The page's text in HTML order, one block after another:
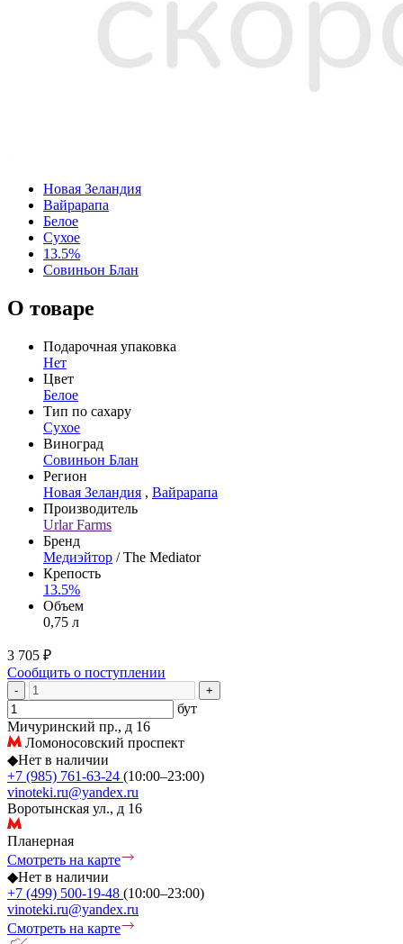
Новая Зеландия
Вайрарапа
Белое
Сухое
13.5%
Совиньон Блан
О товаре
Подарочная упаковка
Нет
Цвет
Белое
Тип по сахару
Сухое
Виноград
Совиньон Блан
Регион
Новая Зеландия , Вайрарапа
Производитель
Urlar Farms
Бренд
Медиэйтор / The Mediator
Крепость
13.5%
Объем
0,75 л
3 705 ₽
Сообщить о поступлении
- +
бут
Мичуринский пр., д 16
Ломоносовский проспект
◆Нет в наличии
+7 (985) 761-63-24 (10:00–23:00)
vinoteki.ru@yandex.ru
Воротынская ул., д 16
Планерная
Смотреть на карте
◆Нет в наличии
+7 (499) 500-19-48 (10:00–23:00)
vinoteki.ru@yandex.ru
Смотреть на карте